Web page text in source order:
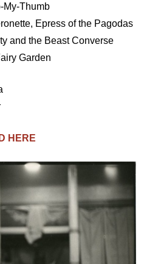
My-Thumb
Epress of the Pagodas
and the Beast Converse
Garden
HERE